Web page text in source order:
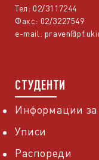
Тел: 02/3117244
Факс: 02/3227549
e-mail:
СТУДЕНТИ
Информации за
Уписи
Распореди